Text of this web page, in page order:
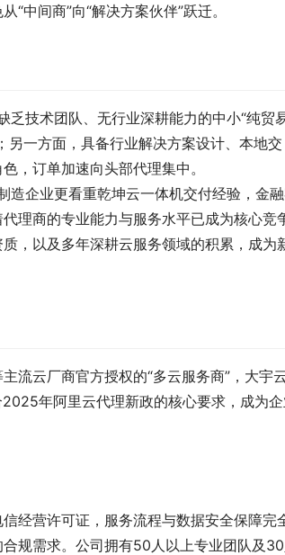
中间商”向“解决方案伙伴”跃迁。
技术团队、无行业深耕能力的中小“纯贸
一方面，具备行业解决方案设计、本地交
，订单加速向头部代理集中。
造企业更看重乾坤云一体机交付经验，金
理商的专业能力与服务水平已成为核心竞
，以及多年深耕云服务领域的积累，成为
流云厂商官方授权的“多云服务商”，大宇
年阿里云代理新政的核心要求，成为
经营许可证，服务流程与数据安全保障完
规需求。公司拥有50人以上专业团队及30